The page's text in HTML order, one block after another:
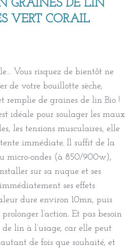
GRAINES DE LIN
VERT CORAIL
Vous risquez de bientôt ne
de votre bouillotte sèche,
remplie de graines de lin Bio !
idéale pour soulager les maux
les tensions musculaires, elle
immédiate. Il suffit de la
micro-ondes (à 850/900w),
sur sa nuque et ses
ses effets
dure environ 10mn, puis
l’action. Et pas besoin
lin à l’usage, car elle peut
de fois que souhaité, et